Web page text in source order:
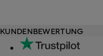
KUNDENBEWERTUNG